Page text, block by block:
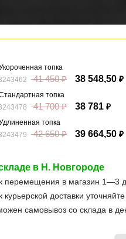
топка
41 450₽ 38 548,50 ₽
топка
41 700₽ 38 781 ₽
топка
42 650₽ 39 664,50 ₽
в Н. Новгороде
перемещения в магазин 1—3
курьерской доставки
самовывоз со склада в